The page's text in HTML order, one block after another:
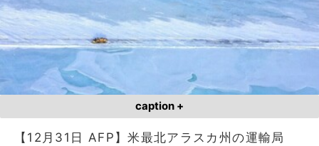
caption +
【12月31日 AFP】米最北アラスカ州の運輸局